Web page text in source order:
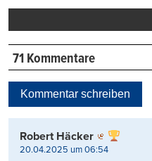
71 Kommentare
Kommentar schreiben
Robert Häcker
20.04.2025 um 06:54